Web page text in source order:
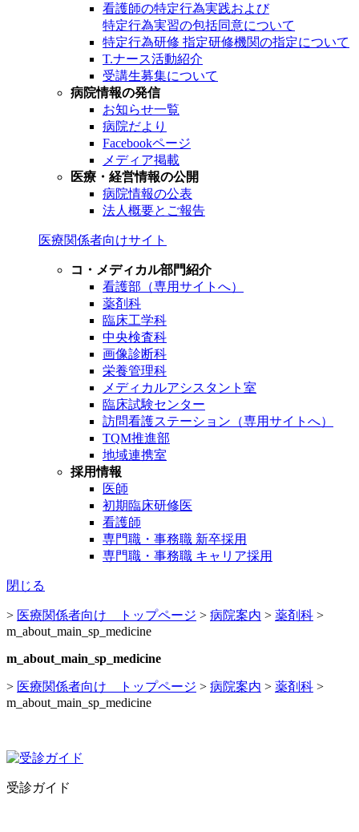
看護師の特定行為実践および
特定行為実習の包括同意について
特定行為研修 指定研修機関の指定について
T.ナース活動紹介
受講生募集について
病院情報の発信
お知らせ一覧
病院だより
Facebookページ
メディア掲載
医療・経営情報の公開
病院情報の公表
法人概要とご報告
医療関係者向けサイト
コ・メディカル部門紹介
看護部（専用サイトへ）
薬剤科
臨床工学科
中央検査科
画像診断科
栄養管理科
メディカルアシスタント室
臨床試験センター
訪問看護ステーション（専用サイトへ）
TQM推進部
地域連携室
採用情報
医師
初期臨床研修医
看護師
専門職・事務職 新卒採用
専門職・事務職 キャリア採用
閉じる
> 医療関係者向け トップページ > 病院案内 > 薬剤科 >
m_about_main_sp_medicine
m_about_main_sp_medicine
> 医療関係者向け トップページ > 病院案内 > 薬剤科 >
m_about_main_sp_medicine
受診ガイド